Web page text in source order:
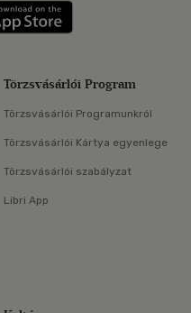
Szerezd meg: Google
Törzsvásárlói Program
Törzsvásárlói Programunkról
Törzsvásárlói Kártya egyenlege
Törzsvásárlói szabályzat
Libri App